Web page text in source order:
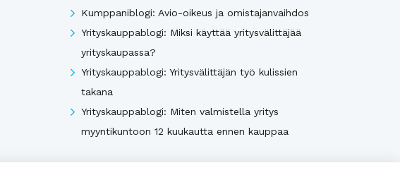
Kumppaniblogi: Avio-oikeus ja omistajanvaihdos
Yrityskauppablogi: Miksi käyttää yritysvälittäjää
yrityskaupassa?
Yrityskauppablogi: Yritysvälittäjän työ kulissien
takana
Yrityskauppablogi: Miten valmistella yritys
myyntikuntoon 12 kuukautta ennen kauppaa